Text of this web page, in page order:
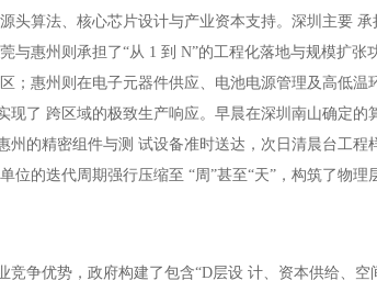
头算法、核心芯片设计与产业资本支持。深圳主要
与惠州则承担了“从 1 到 N”的工程化落地与规模扩
；惠州则在电子元器件供应、电池电源管理及高低
现了 跨区域的极致生产响应。早晨在深圳南山确定
州的精密组件与测 试设备准时送达，次日清晨台工
位的迭代周期强行压缩至 “周”甚至“天”，构筑了物理
竞争优势，政府构建了包含“D层设 计、资本供给、